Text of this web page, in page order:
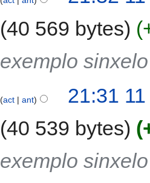
40 569 bytes
exemplo
act ant
21:31
40 539 bytes
exemplo